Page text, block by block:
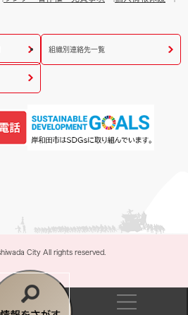
組織別連絡先一覧
City All rights reserved.